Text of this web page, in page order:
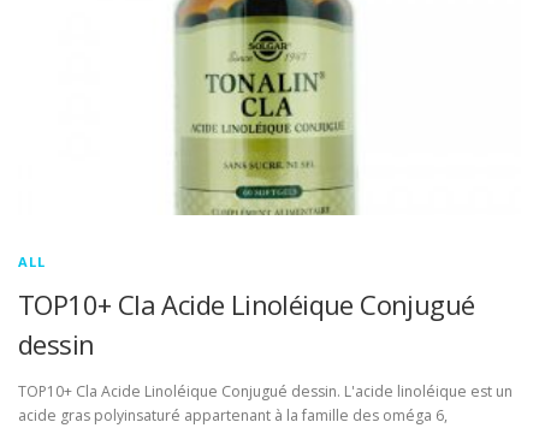
ALL
TOP10+ Cla Acide Linoléique Conjugué
dessin
TOP10+ Cla Acide Linoléique Conjugué dessin. L'acide linoléique est un
acide gras polyinsaturé appartenant à la famille des oméga 6,